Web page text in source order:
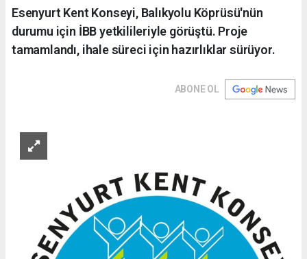
Esenyurt Kent Konseyi, Balıkyolu Köprüsü'nün
durumu için İBB yetkilileriyle görüştü. Proje
tamamlandı, ihale süreci için hazırlıklar sürüyor.
ABONE OL